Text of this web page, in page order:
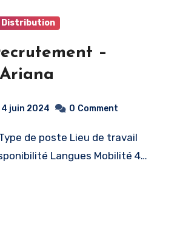
Distribution
–
4 juin 2024 0 Comment
Langues Mobilité 4…